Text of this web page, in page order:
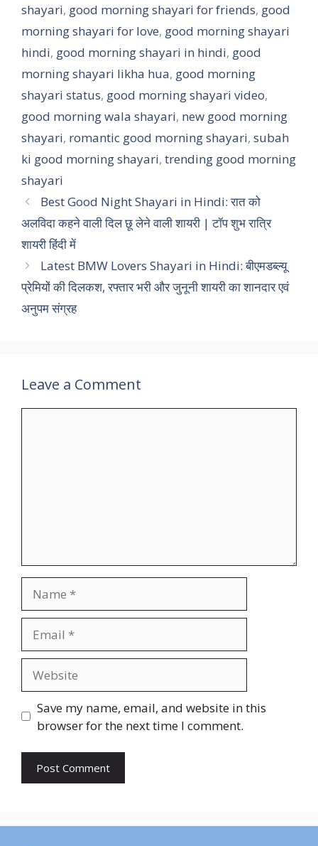
p
p
o
k
e
s
shayari, good morning shayari for friends, good
morning shayari for love, good morning shayari
hindi, good morning shayari in hindi, good
morning shayari likha hua, good morning
shayari status, good morning shayari video,
good morning wala shayari, new good morning
shayari, romantic good morning shayari, subah
ki good morning shayari, trending good morning
shayari
Best Good Night Shayari in Hindi: रात को
अलविदा कहने वाली दिल छू लेने वाली शायरी | टॉप शुभ रात्रि
शायरी हिंदी में
Latest BMW Lovers Shayari in Hindi: बीएमडब्ल्यू
प्रेमियों की दिलकश, रफ्तार भरी और जुनूनी शायरी का शानदार एवं
अनुपम संग्रह
Leave a Comment
Save my name, email, and website in this
browser for the next time I comment.